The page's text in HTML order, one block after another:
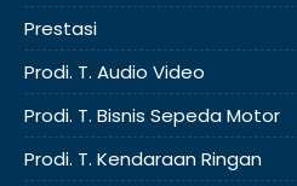
Prestasi
Prodi. T. Audio Video
Prodi. T. Bisnis Sepeda Motor
Prodi. T. Kendaraan Ringan